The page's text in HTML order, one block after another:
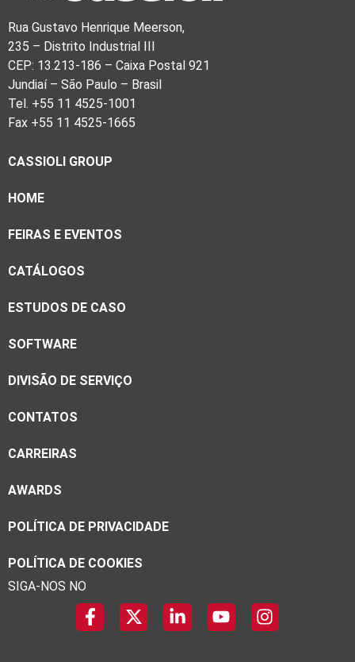
Rua Gustavo Henrique Meerson,
235 – Distrito Industrial III
CEP: 13.213-186 – Caixa Postal 921
Jundiaí – São Paulo – Brasil
Tel. +55 11 4525-1001
Fax +55 11 4525-1665
CASSIOLI GROUP
HOME
FEIRAS E EVENTOS
CATÁLOGOS
ESTUDOS DE CASO
SOFTWARE
DIVISÃO DE SERVIÇO
CONTATOS
CARREIRAS
AWARDS
POLÍTICA DE PRIVACIDADE
POLÍTICA DE COOKIES
SIGA-NOS NO